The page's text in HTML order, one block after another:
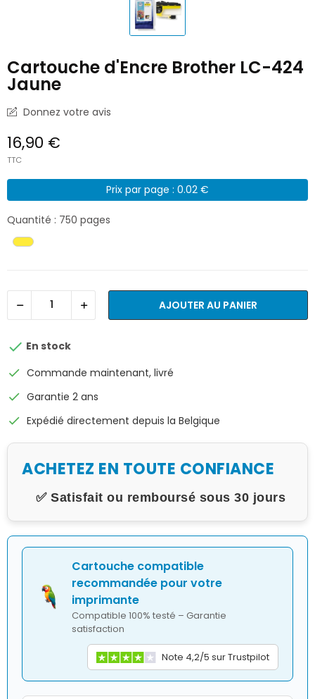
Cartouche d'Encre Brother LC-424
Jaune
Donnez votre avis
16,90 €
TTC
Prix par page : 0.02 €
Quantité : 750 pages
AJOUTER AU PANIER
 En stock
check Commande maintenant, livré
check Garantie 2 ans
check Expédié directement depuis la Belgique
ACHETEZ EN TOUTE CONFIANCE
✅ Satisfait ou remboursé sous 30 jours
Cartouche compatible
recommandée pour votre
imprimante
Compatible 100% testé – Garantie
satisfaction
Note 4,2/5 sur Trustpilot